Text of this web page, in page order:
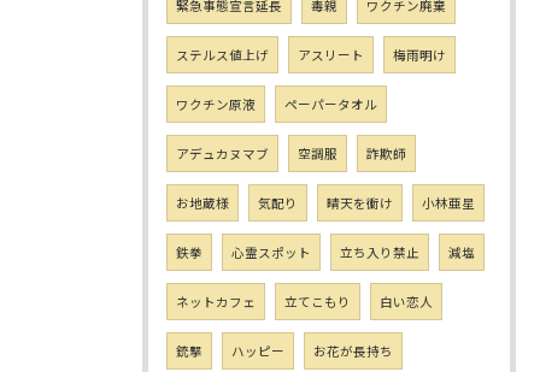
緊急事態宣言延長 毒親 ワクチン廃棄
ステルス値上げ アスリート 梅雨明け
ワクチン原液 ペーパータオル
アデュカヌマブ 空調服 詐欺師
お地蔵様 気配り 晴天を衝け 小林亜星
鉄拳 心霊スポット 立ち入り禁止 減塩
ネットカフェ 立てこもり 白い恋人
銃撃 ハッピー お花が長持ち